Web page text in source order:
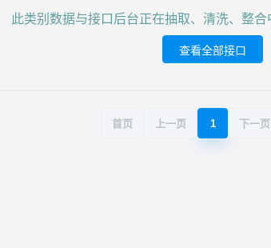
此类别数据与接口后台正在抽取、清洗、整
查看全部接口
首页 上一页 1 下一页